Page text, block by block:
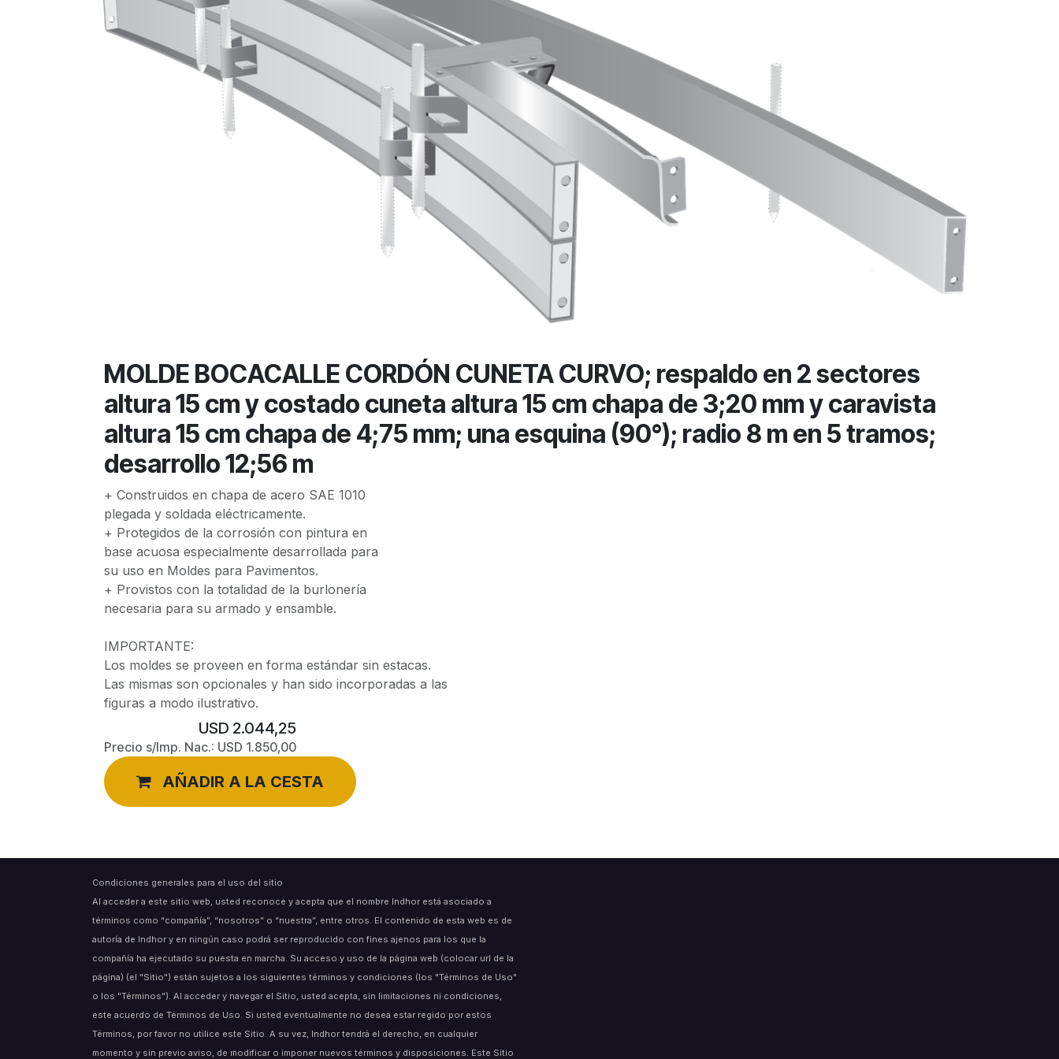
MOLDE BOCACALLE CORDÓN CUNETA CURVO; respaldo en 2 sectores
altura 15 cm y costado cuneta altura 15 cm chapa de 3;20 mm y caravista
altura 15 cm chapa de 4;75 mm; una esquina (90°); radio 8 m en 5 tramos;
desarrollo 12;56 m
+ Construidos en chapa de acero SAE 1010
plegada y soldada eléctricamente.
+ Protegidos de la corrosión con pintura en
base acuosa especialmente desarrollada para
su uso en Moldes para Pavimentos.
+ Provistos con la totalidad de la burlonería
necesaria para su armado y ensamble.
IMPORTANTE:
Los moldes se proveen en forma estándar sin estacas.
Las mismas son opcionales y han sido incorporadas a las
figuras a modo ilustrativo.
USD 2.044,25
Precio s/Imp. Nac.: USD 1.850,00
AÑADIR A LA CESTA
Condiciones generales para el uso del sitio
Al acceder a este sitio web, usted reconoce y acepta que el nombre Indhor está asociado a
términos como “compañía”, “nosotros” o “nuestra”, entre otros. El contenido de esta web es de
autoría de Indhor y en ningún caso podrá ser reproducido con fines ajenos para los que la
compañía ha ejecutado su puesta en marcha. Su acceso y uso de la página web (colocar url de la
página) (el "Sitio") están sujetos a los siguientes términos y condiciones (los "Términos de Uso"
o los "Términos"). Al acceder y navegar el Sitio, usted acepta, sin limitaciones ni condiciones,
este acuerdo de Términos de Uso. Si usted eventualmente no desea estar regido por estos
Términos, por favor no utilice este Sitio. A su vez, Indhor tendrá el derecho, en cualquier
momento y sin previo aviso, de modificar o imponer nuevos términos y disposiciones. Este Sitio